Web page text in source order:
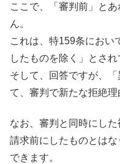
ここで、「審判前」と
ん。
これは、特159条におい
したものを除く」とさ
そして、回答ですが、
て、審判で新たな拒絶理
なお、審判と同時にした
請求前にしたものとは
できます。